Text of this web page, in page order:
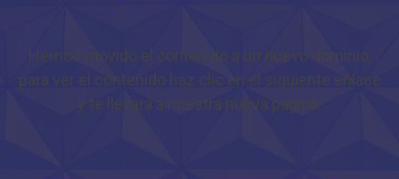
Hemos movido el contenido a un nuevo dominio,
para ver el contenido haz clic en el siguiente enlace
y te llevará a nuestra nueva página.